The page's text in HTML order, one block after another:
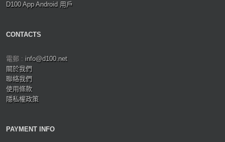
D100 App Android 用戶
CONTACTS
電郵 : info@d100.net
關於我們
聯絡我們
使用條款
隱私權政策
PAYMENT INFO